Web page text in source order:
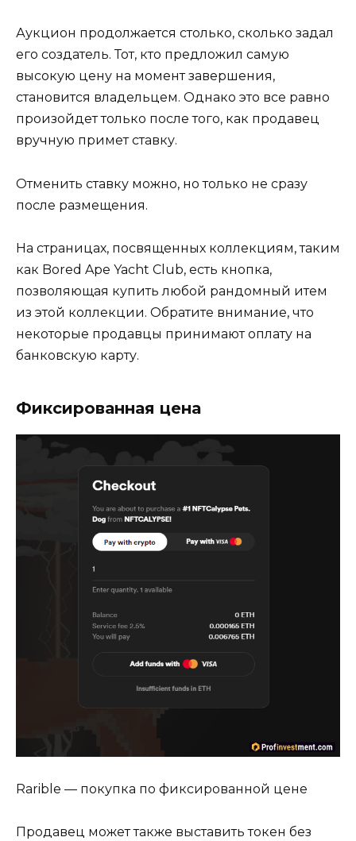
Аукцион продолжается столько, сколько задал
его создатель. Тот, кто предложил самую
высокую цену на момент завершения,
становится владельцем. Однако это все равно
произойдет только после того, как продавец
вручную примет ставку.
Отменить ставку можно, но только не сразу
после размещения.
На страницах, посвященных коллекциям, таким
как Bored Ape Yacht Club, есть кнопка,
позволяющая купить любой рандомный итем
из этой коллекции. Обратите внимание, что
некоторые продавцы принимают оплату на
банковскую карту.
Фиксированная цена
Rarible — покупка по фиксированной цене
Продавец может также выставить токен без